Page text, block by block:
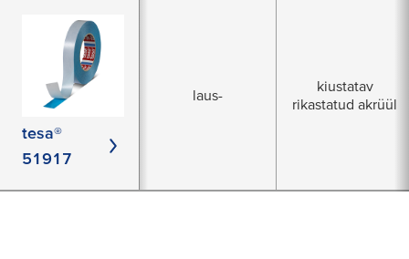
tesa®
51917
laus-
kiustatav
rikastatud akrüül